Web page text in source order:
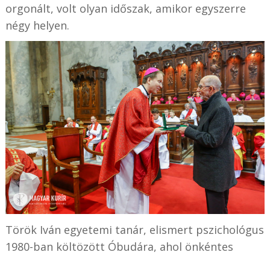
orgonált, volt olyan időszak, amikor egyszerre
négy helyen.
Török Iván egyetemi tanár, elismert pszichológus
1980-ban költözött Óbudára, ahol önkéntes